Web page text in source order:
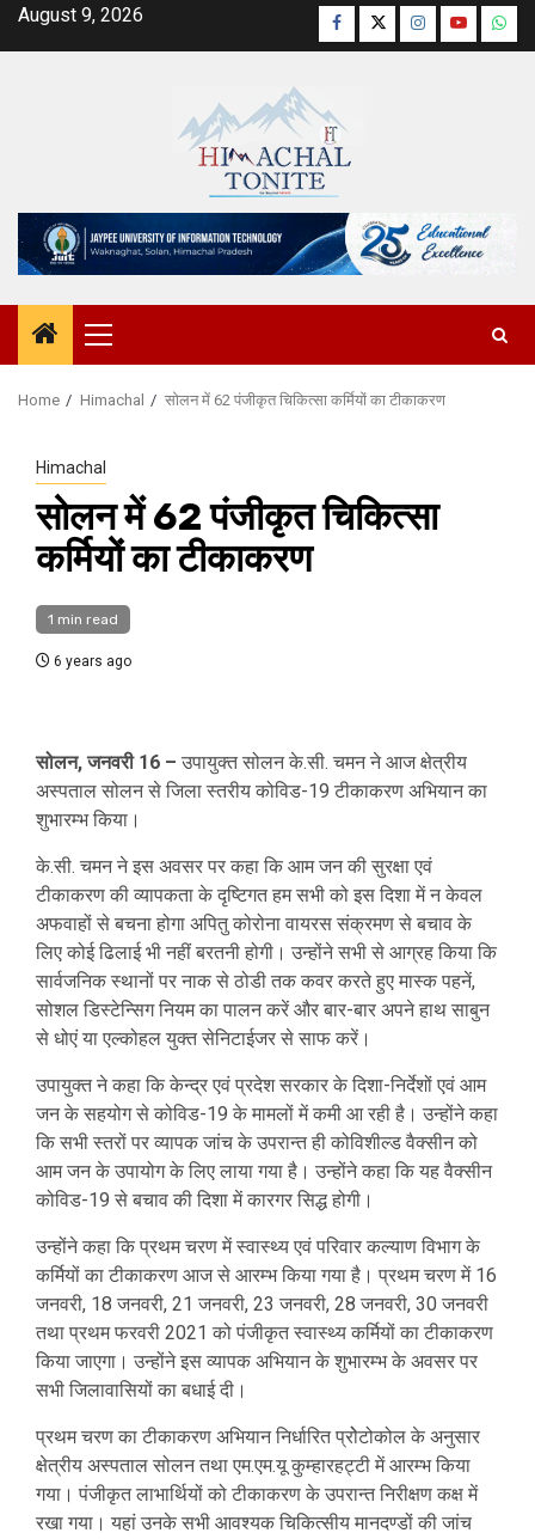
SkipAugust 9, 2026 Facebook
TwitterInstagram
YouTube
Primary
Menu
Home Himachal सोलन में 62 पंजीकृत चिकित्सा कर्मियों का टीकाकरण
Himachal
सोलन में 62 पंजीकृत चिकित्सा
कर्मियों का टीकाकरण
1 min read
6 years ago
सोलन, जनवरी 16 – उपायुक्त सोलन के.सी. चमन ने आज क्षेत्रीय
अस्पताल सोलन से जिला स्तरीय कोविड-19 टीकाकरण अभियान का
शुभारम्भ किया।
के.सी. चमन ने इस अवसर पर कहा कि आम जन की सुरक्षा एवं
टीकाकरण की व्यापकता के दृष्टिगत हम सभी को इस दिशा में न केवल
अफवाहों से बचना होगा अपितु कोरोना वायरस संक्रमण से बचाव के
लिए कोई ढिलाई भी नहीं बरतनी होगी। उन्होंने सभी से आग्रह किया कि
सार्वजनिक स्थानों पर नाक से ठोडी तक कवर करते हुए मास्क पहनें,
सोशल डिस्टेन्सिग नियम का पालन करें और बार-बार अपने हाथ साबुन
से धोएं या एल्कोहल युक्त सेनिटाईजर से साफ करें।
उपायुक्त ने कहा कि केन्द्र एवं प्रदेश सरकार के दिशा-निर्देशों एवं आम
जन के सहयोग से कोविड-19 के मामलों में कमी आ रही है। उन्होंने कहा
कि सभी स्तरों पर व्यापक जांच के उपरान्त ही कोविशील्ड वैक्सीन को
आम जन के उपायोग के लिए लाया गया है। उन्होंने कहा कि यह वैक्सीन
कोविड-19 से बचाव की दिशा में कारगर सिद्ध होगी।
उन्होंने कहा कि प्रथम चरण में स्वास्थ्य एवं परिवार कल्याण विभाग के
कर्मियों का टीकाकरण आज से आरम्भ किया गया है। प्रथम चरण में 16
जनवरी, 18 जनवरी, 21 जनवरी, 23 जनवरी, 28 जनवरी, 30 जनवरी
तथा प्रथम फरवरी 2021 को पंजीकृत स्वास्थ्य कर्मियों का टीकाकरण
किया जाएगा। उन्होंने इस व्यापक अभियान के शुभारम्भ के अवसर पर
सभी जिलावासियों का बधाई दी।
प्रथम चरण का टीकाकरण अभियान निर्धारित प्रोेटोकोल के अनुसार
क्षेत्रीय अस्पताल सोलन तथा एम.एम.यू कुम्हारहट्टी में आरम्भ किया
गया। पंजीकृत लाभार्थियों को टीकाकरण के उपरान्त निरीक्षण कक्ष में
रखा गया। यहां उनके सभी आवश्यक चिकित्सीय मानदण्डों की जांच